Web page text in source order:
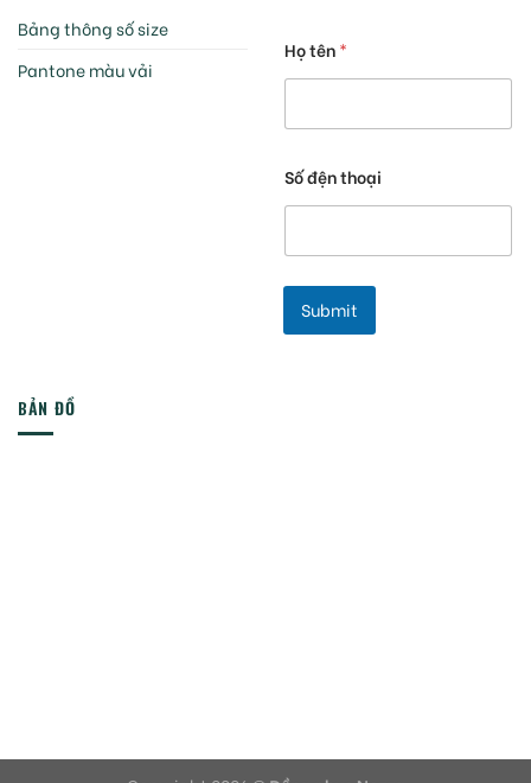
Bảng thông số size
Pantone màu vải
Họ tên*
Số đện thoại
Submit
BẢN ĐỒ